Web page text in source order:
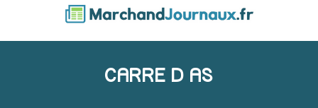
CARRE D AS